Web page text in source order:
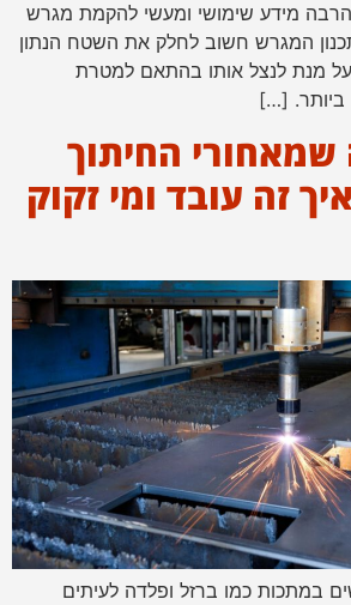
מידע שימושי ומעשי להקמת מגרש
המגרש חשוב לחלק את השטח הנתון
מנת לנצל אותו בהתאם למטרת
[…]
שמאחורי החיתוך
זה עובד ומי זקוק
במתכות כמו ברזל ופלדה לעיתים